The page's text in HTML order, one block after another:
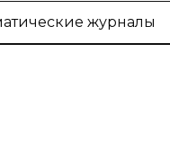
журналы